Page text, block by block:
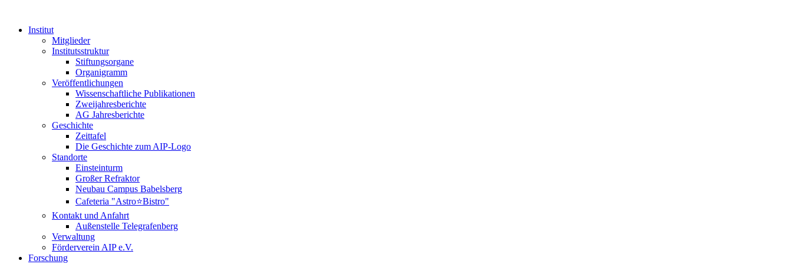
Institut
Mitglieder
Institutsstruktur
Stiftungsorgane
Organigramm
Veröffentlichungen
Wissenschaftliche Publikationen
Zweijahresberichte
AG Jahresberichte
Geschichte
Zeittafel
Die Geschichte zum AIP-Logo
Standorte
Einsteinturm
Großer Refraktor
Neubau Campus Babelsberg
Cafeteria "Astro⭐Bistro"
Kontakt und Anfahrt
Außenstelle Telegrafenberg
Verwaltung
Förderverein AIP e.V.
Forschung